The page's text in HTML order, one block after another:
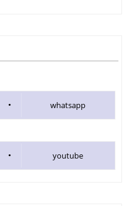
whatsapp
youtube